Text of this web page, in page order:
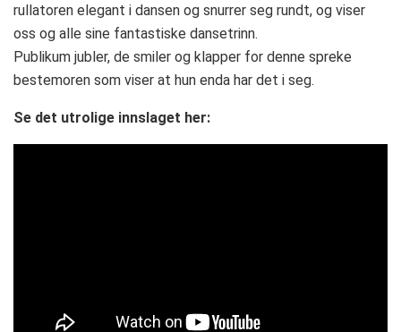
rullatoren elegant i dansen og snurrer seg rundt, og viser
oss og alle sine fantastiske dansetrinn.
Publikum jubler, de smiler og klapper for denne spreke
bestemoren som viser at hun enda har det i seg.
Se det utrolige innslaget her: